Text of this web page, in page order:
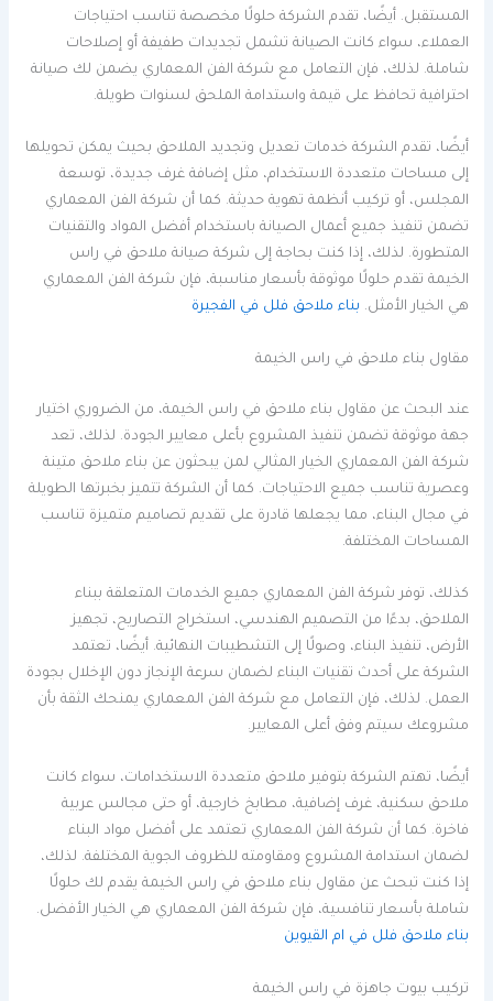
المستقبل. أيضًا، تقدم الشركة حلولًا مخصصة تناسب احتياجات
العملاء، سواء كانت الصيانة تشمل تجديدات طفيفة أو إصلاحات
شاملة. لذلك، فإن التعامل مع شركة الفن المعماري يضمن لك صيانة
احترافية تحافظ على قيمة واستدامة الملحق لسنوات طويلة.
أيضًا، تقدم الشركة خدمات تعديل وتجديد الملاحق بحيث يمكن تحويلها
إلى مساحات متعددة الاستخدام، مثل إضافة غرف جديدة، توسعة
المجلس، أو تركيب أنظمة تهوية حديثة. كما أن شركة الفن المعماري
تضمن تنفيذ جميع أعمال الصيانة باستخدام أفضل المواد والتقنيات
المتطورة. لذلك، إذا كنت بحاجة إلى شركة صيانة ملاحق في راس
الخيمة تقدم حلولًا موثوقة بأسعار مناسبة، فإن شركة الفن المعماري
هي الخيار الأمثل. بناء ملاحق فلل في الفجيرة
مقاول بناء ملاحق في راس الخيمة
عند البحث عن مقاول بناء ملاحق في راس الخيمة، من الضروري اختيار
جهة موثوقة تضمن تنفيذ المشروع بأعلى معايير الجودة. لذلك، تعد
شركة الفن المعماري الخيار المثالي لمن يبحثون عن بناء ملاحق متينة
وعصرية تناسب جميع الاحتياجات. كما أن الشركة تتميز بخبرتها الطويلة
في مجال البناء، مما يجعلها قادرة على تقديم تصاميم متميزة تناسب
المساحات المختلفة.
كذلك، توفر شركة الفن المعماري جميع الخدمات المتعلقة ببناء
الملاحق، بدءًا من التصميم الهندسي، استخراج التصاريح، تجهيز
الأرض، تنفيذ البناء، وصولًا إلى التشطيبات النهائية. أيضًا، تعتمد
الشركة على أحدث تقنيات البناء لضمان سرعة الإنجاز دون الإخلال بجودة
العمل. لذلك، فإن التعامل مع شركة الفن المعماري يمنحك الثقة بأن
مشروعك سيتم وفق أعلى المعايير.
أيضًا، تهتم الشركة بتوفير ملاحق متعددة الاستخدامات، سواء كانت
ملاحق سكنية، غرف إضافية، مطابخ خارجية، أو حتى مجالس عربية
فاخرة. كما أن شركة الفن المعماري تعتمد على أفضل مواد البناء
لضمان استدامة المشروع ومقاومته للظروف الجوية المختلفة. لذلك،
إذا كنت تبحث عن مقاول بناء ملاحق في راس الخيمة يقدم لك حلولًا
شاملة بأسعار تنافسية، فإن شركة الفن المعماري هي الخيار الأفضل.
بناء ملاحق فلل في ام القيوين
تركيب بيوت جاهزة في راس الخيمة